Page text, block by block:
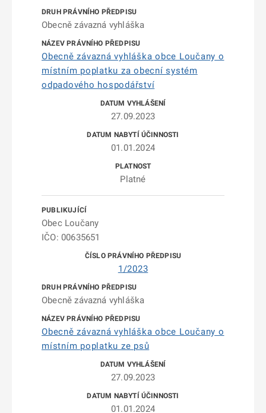
Obecně závazná vyhláška
Obecně závazná vyhláška obce Loučany o
místním poplatku za obecní systém
odpadového hospodářství
27.09.2023
01.01.2024
Platné
Obec Loučany
IČO: 00635651
1/2023
Obecně závazná vyhláška
Obecně závazná vyhláška obce Loučany o
místním poplatku ze psů
27.09.2023
01.01.2024